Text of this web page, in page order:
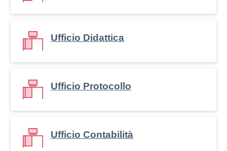
Ufficio Didattica
Ufficio Protocollo
Ufficio Contabilità